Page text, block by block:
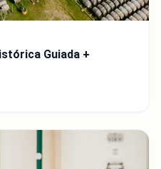
Guiada +